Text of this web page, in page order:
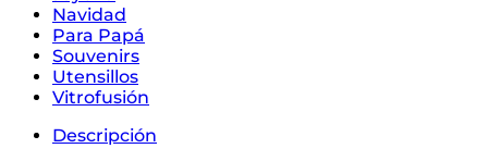
Navidad
Para Papá
Souvenirs
Utensillos
Vitrofusión
Descripción